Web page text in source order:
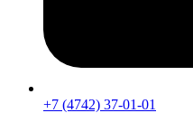
+7 (4742) 37-01-01